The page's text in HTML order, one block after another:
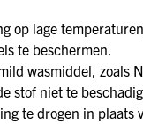
op lage
te beschermen.
wasmiddel, zoals
stof niet te
te drogen in plaats